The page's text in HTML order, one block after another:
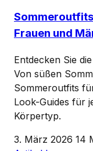
Frauen und
Entdecken Sie
Von süßen
Sommeroutfits
Look-Guides für
Körpertyp.
3. März 2026 14